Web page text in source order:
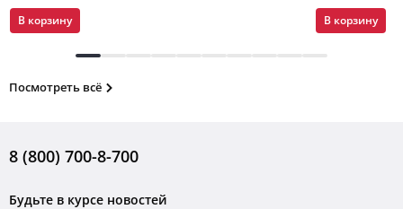
В корзину В корзину
Посмотреть всё
8 (800) 700-8-700
Будьте в курсе новостей